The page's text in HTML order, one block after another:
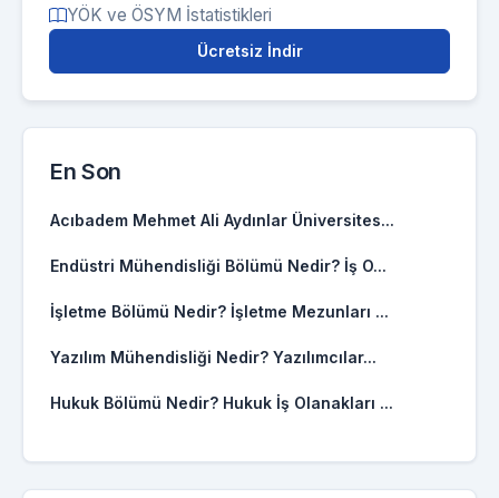
YÖK ve ÖSYM İstatistikleri
Ücretsiz İndir
En Son
Acıbadem Mehmet Ali Aydınlar Üniversites...
Endüstri Mühendisliği Bölümü Nedir? İş O...
İşletme Bölümü Nedir? İşletme Mezunları ...
Yazılım Mühendisliği Nedir? Yazılımcılar...
Hukuk Bölümü Nedir? Hukuk İş Olanakları ...